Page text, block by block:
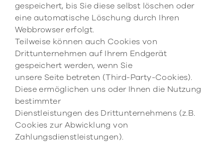
gespeichert, bis Sie diese selbst löschen oder
eine automatische Löschung durch Ihren
Webbrowser erfolgt.
Teilweise können auch Cookies von
Drittunternehmen auf Ihrem Endgerät
gespeichert werden, wenn Sie
unsere Seite betreten (Third-Party-Cookies).
Diese ermöglichen uns oder Ihnen die Nutzung
bestimmter
Dienstleistungen des Drittunternehmens (z.B.
Cookies zur Abwicklung von
Zahlungsdienstleistungen).